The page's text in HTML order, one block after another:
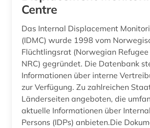
fachinformationsdienst (1)
faktendatenbank (1)
feminismus (1)
fid asien (1)
fid geschichtswissenschaft (1)
Centre
Das Internal Displacement
(IDMC) wurde 1998 vom
Flüchtlingsrat (Norwegian Refugee
NRC) gegründet. Die Datenbank
Informationen über interne
zur Verfügung. Zu zahlreichen
Länderseiten angeboten, die
aktuelle Informationen über
Persons (IDPs) anbieten.Die